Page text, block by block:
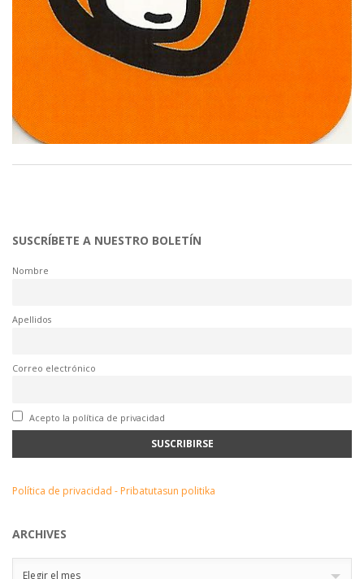
SUSCRÍBETE A NUESTRO BOLETÍN
Nombre
Apellidos
Correo electrónico
Acepto la política de privacidad
Política de privacidad - Pribatutasun politika
ARCHIVES
Elegir el mes